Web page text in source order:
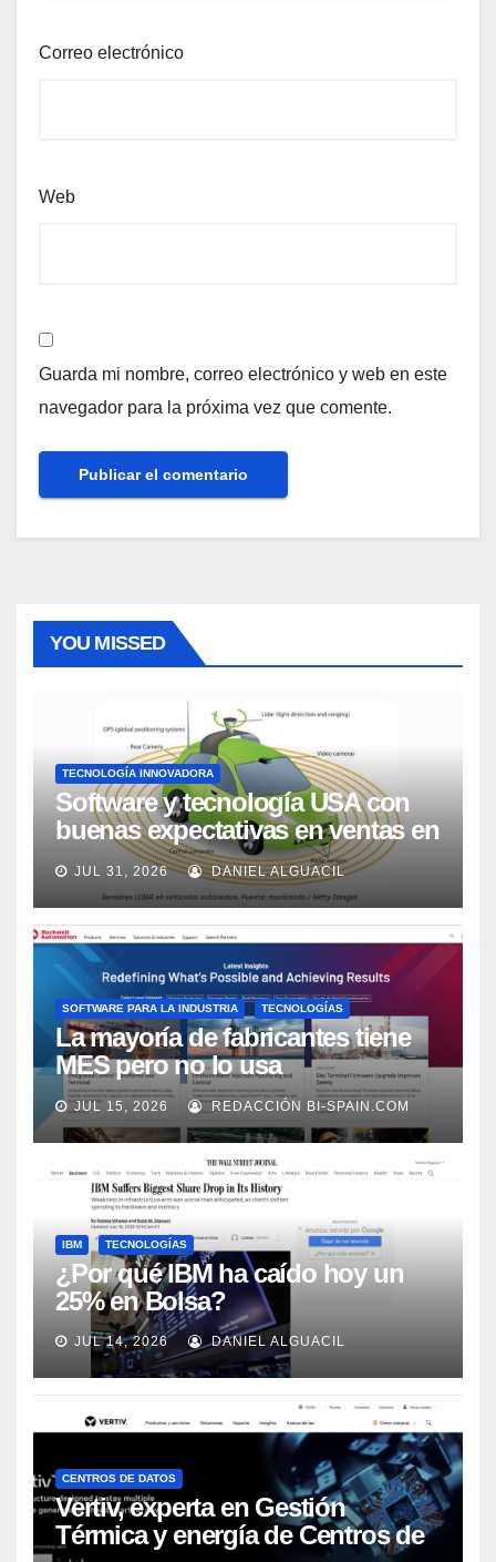
Correo electrónico
Web
Guarda mi nombre, correo electrónico y web en este
navegador para la próxima vez que comente.
YOU MISSED
TECNOLOGÍA INNOVADORA
Software y tecnología USA con
buenas expectativas en ventas en
los próximos 2 años, según
Market Watch
JUL 31, 2026 DANIEL ALGUACIL
SOFTWARE PARA LA INDUSTRIA TECNOLOGÍAS
La mayoría de fabricantes tiene
MES pero no lo usa
adecuadamente, según Rockwell
Automation
JUL 15, 2026 REDACCIÓN BI-SPAIN.COM
IBM TECNOLOGÍAS
¿Por qué IBM ha caído hoy un
25% en Bolsa?
JUL 14, 2026 DANIEL ALGUACIL
CENTROS DE DATOS
Vertiv, experta en Gestión
Térmica y energía de Centros de